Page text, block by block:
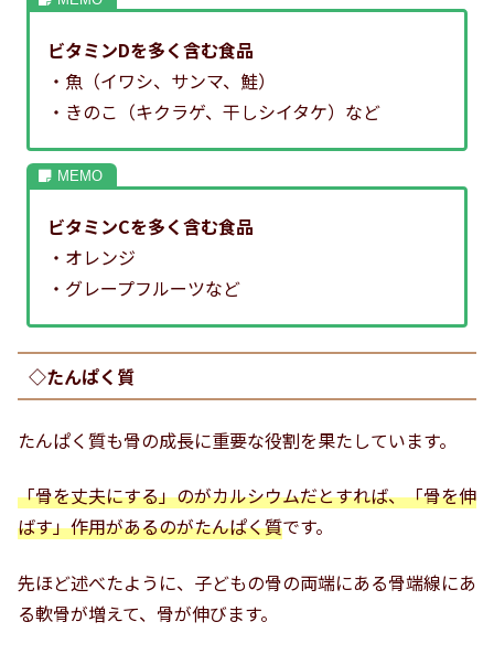
ビタミンDを多く含む食品
・魚（イワシ、サンマ、鮭）
・きのこ（キクラゲ、干しシイタケ）など
ビタミンCを多く含む食品
・オレンジ
・グレープフルーツなど
◇たんぱく質
たんぱく質も骨の成長に重要な役割を果たしています。
「骨を丈夫にする」のがカルシウムだとすれば、「骨を伸
ばす」作用があるのがたんぱく質です。
先ほど述べたように、子どもの骨の両端にある骨端線にあ
る軟骨が増えて、骨が伸びます。